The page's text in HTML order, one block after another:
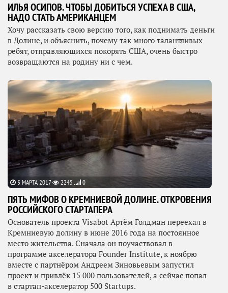
ИЛЬЯ ОСИПОВ. ЧТОБЫ ДОБИТЬСЯ УСПЕХА В США,
НАДО СТАТЬ АМЕРИКАНЦЕМ
Хочу рассказать свою версию того, как поднимать деньги
в Долине, и объяснить, почему так много талантливых
ребят, отправляющихся покорять США, очень быстро
возвращаются на родину ни с чем.
3 МАРТА 2017 2245 0
ПЯТЬ МИФОВ О КРЕМНИЕВОЙ ДОЛИНЕ. ОТКРОВЕНИЯ
РОССИЙСКОГО СТАРТАПЕРА
Основатель проекта Visabot Артём Голдман переехал в
Кремниевую долину в июне 2016 года на постоянное
место жительства. Сначала он поучаствовал в
программе акселератора Founder Institute, к ноябрю
вместе с партнёром Андреем Зиновьевым запустил
проект и привлёк 15 000 пользователей, а сейчас попал
в стартап-акселератор 500 Startups.